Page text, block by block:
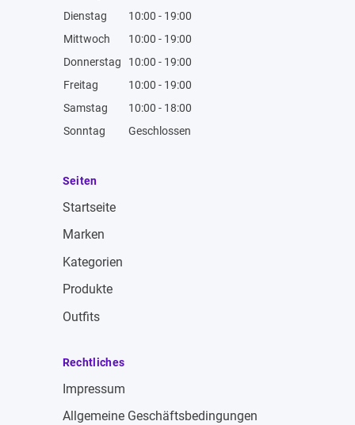
Dienstag
10:00 - 19:00
Mittwoch
10:00 - 19:00
Donnerstag
10:00 - 19:00
Freitag
10:00 - 19:00
Samstag
10:00 - 18:00
Sonntag
Geschlossen
Seiten
Startseite
Marken
Kategorien
Produkte
Outfits
Rechtliches
Impressum
Allgemeine Geschäftsbedingungen